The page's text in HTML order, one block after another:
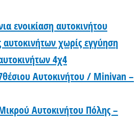
ενοικίαση αυτοκινήτου
αυτοκινήτων χωρίς εγγύηση
4χ4
Αυτοκινήτου / Minivan –
Αυτοκινήτου Πόλης –